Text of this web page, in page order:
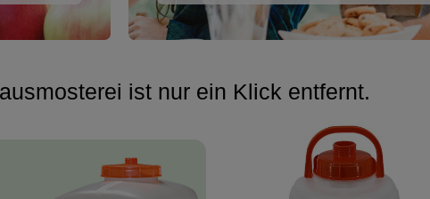
ist nur ein Klick entfernt.